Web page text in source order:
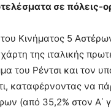
σε πόλεις-
του Κινήματος 5
της ιταλικής
του Ρέντσι και τον
καταφέρνοντας να
(από 35,2% στον Α΄